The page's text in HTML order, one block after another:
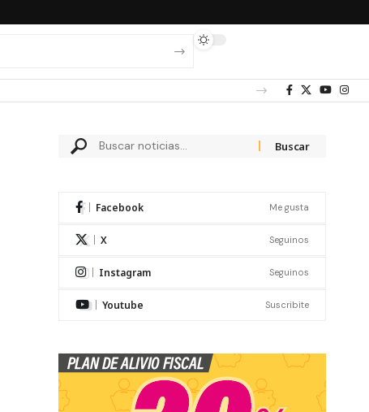
Facebook Me gusta
X Seguinos
Instagram Seguinos
Youtube Suscribite